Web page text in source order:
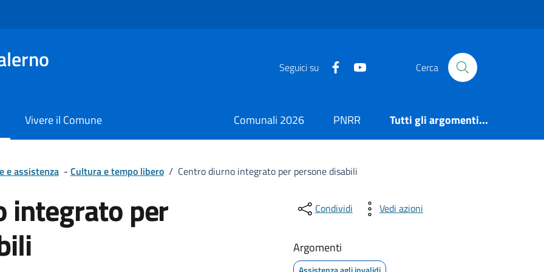
Seguici su https://it-it.facebook.com/ComuneSalerno
https://www.youtube.com/user/
Cerca
Vivere il Comune Comunali 2026 PNRR Tutti gli argomenti...
e assistenza- Cultura e tempo libero / Centro diurno integrato per persone disabili
integrato per Condividi Vedi azioni
Argomenti